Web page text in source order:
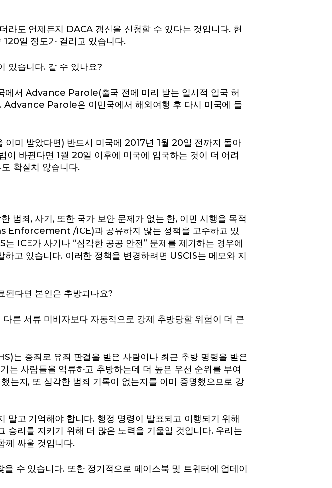
라도 언제든지 DACA 갱신을 신청할 수 있다는 것입니다. 현
일 정도가 걸리고 있습니다.
있습니다. 갈 수 있나요?
에서 Advance Parole(출국 전에 미리 받는 일시적 입국 허
Advance Parole은 이민국에서 해외여행 후 다시 미국에 들
미 받았다면) 반드시 미국에 2017년 1월 20일 전까지 돌아
바뀐다면 1월 20일 이후에 미국에 입국하는 것이 더 어려
확실치 않습니다.
범죄, 사기, 또한 국가 보안 문제가 없는 한, 이민 시행을 목적
/ICE)과 공유하지 않는 정책을 고수하고 있
ICE가 사기나 “심각한 공공 안전” 문제를 제기하는 경우에
고 있습니다. 이러한 정책을 변경하려면 USCIS는 메모와 지
된다면 본인은 추방되나요?
른 서류 미비자보다 자동적으로 강제 추방당할 위험이 더 큰
중죄로 유죄 판결을 받은 사람이나 최근 추방 명령을 받은
는 사람들을 억류하고 추방하는데 더 높은 우선 순위를 부여
는지, 또 심각한 범죄 기록이 없는지를 이미 증명했으므로 강
고 기억해야 합니다. 행정 명령이 발표되고 이행되기 위해
승리를 지키기 위해 더 많은 노력을 기울일 것입니다. 우리는
께 싸울 것입니다.
수 있습니다. 또한 정기적으로 페이스북 및 트위터에 업데이